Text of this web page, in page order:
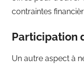
contraintes
Participation
Un autre aspect à